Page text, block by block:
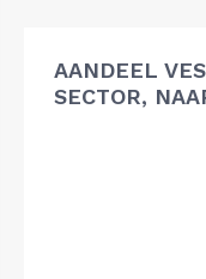
AANDEEL
SECTOR,